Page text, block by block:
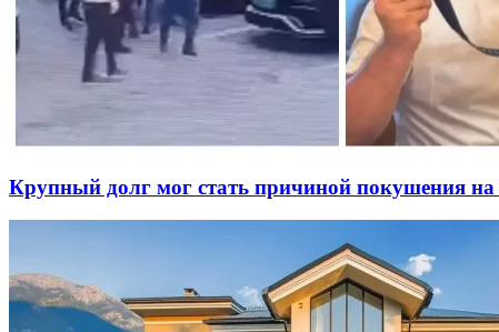
Крупный долг мог стать причиной покушения